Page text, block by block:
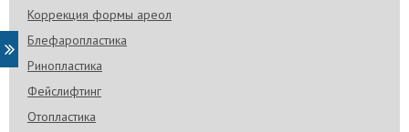
Коррекция формы ареол
Блефаропластика
Ринопластика
Фейслифтинг
Отопластика